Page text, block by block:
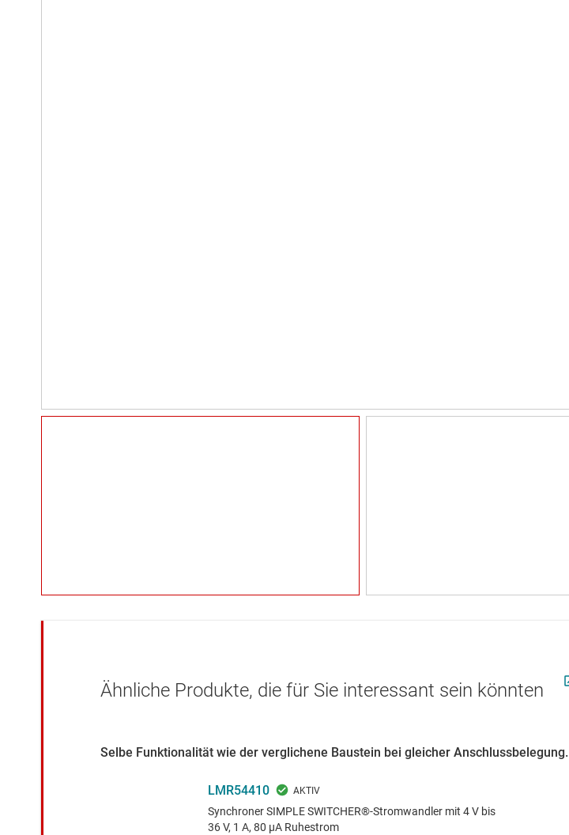
Ähnliche Produkte, die für Sie interessant sein könnten
Selbe Funktionalität wie der verglichene Baustein bei gleicher Anschlussbelegung.
LMR54410
Synchroner SIMPLE SWITCHER®-Stromwandler mit 4 V bis
36 V, 1 A, 80 µA Ruhestrom